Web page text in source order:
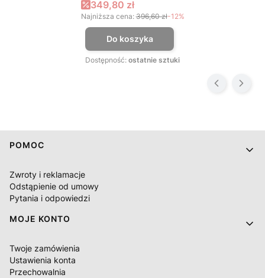
Cena promocyjna
349,80 zł
Najniższa cena: 396,60 zł-12%
Do koszyka
Dostępność: ostatnie sztuki
Linki w stopce
POMOC
Zwroty i reklamacje
Odstąpienie od umowy
Pytania i odpowiedzi
MOJE KONTO
Twoje zamówienia
Ustawienia konta
Przechowalnia